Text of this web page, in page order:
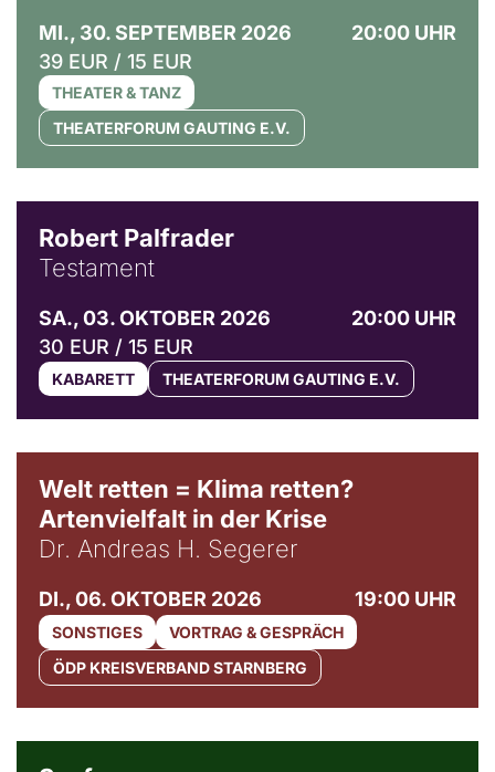
MI., 30. SEPTEMBER 2026
20:00 UHR
39 EUR / 15 EUR
THEATER & TANZ
THEATERFORUM GAUTING E.V.
Robert Palfrader
Testament
SA., 03. OKTOBER 2026
20:00 UHR
30 EUR / 15 EUR
KABARETT THEATERFORUM GAUTING E.V.
Welt retten = Klima retten?
Artenvielfalt in der Krise
Dr. Andreas H. Segerer
DI., 06. OKTOBER 2026 19:00 UHR
SONSTIGES
VORTRAG & GESPRÄCH
ÖDP KREISVERBAND STARNBERG